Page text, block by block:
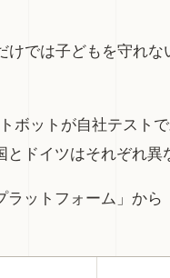
けでは子どもを守れ
ボットが自社テスト
とドイツはそれぞれ異
ラットフォーム」から